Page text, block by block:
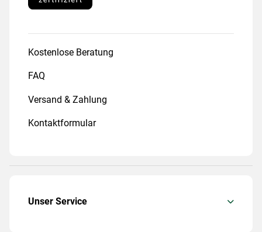
Kostenlose Beratung
FAQ
Versand & Zahlung
Kontaktformular
Unser Service